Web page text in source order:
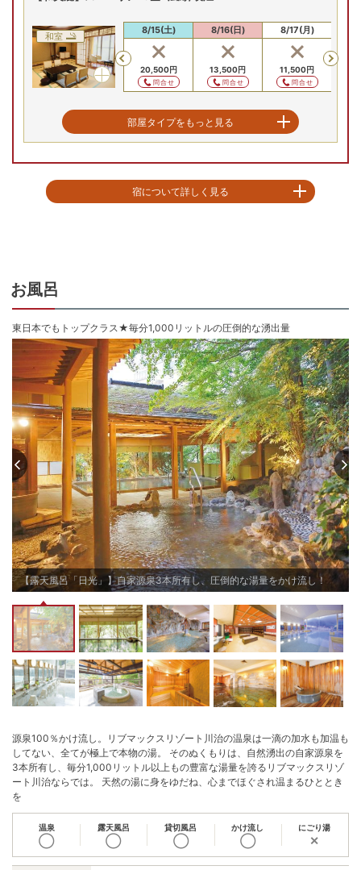
㎡禁煙/一例
お部屋の詳細を見る
【和美麗】ツイン+広縁/
禁煙
申込番号 0908-W1011 2 名 1室時大人1名あたり(税込)
9,000円～
8/16(日)
8/17(月) 8/18(火)
和室
Previous
8/13(木)
円
8/14(金)
20,500円
問合せ
8/15(土)
20,500円
問合せ
8/16(日)
13,500円
問合せ
8/17(月)
11,500円
問合せ
【和美麗】スーペリア16畳+広縁/禁煙
Previous
問合せ
20,500円
予約
13,500
問合せ
11,500 円
問合せ
部屋タイプをもっと見る
宿について詳しく見る
天然の湯に身をゆだね、心までほぐされ温まるひとときを堪能。
単純温泉の中でも、この川治の湯は肌をやわらかく包み、 美容に気遣う女性
に大変人気。
サラッとした絹のような湯触りが特徴の単純温泉（弱アルカリ性低張性高温
泉）。
アルカリ性の温泉にはナトリウムイオンが皮脂と化学反応を起こし脂肪酸ナ
トリウム（いわゆる純石鹸）ができ、古い角質や汚れを落としてくれます。
さらに、天然の保湿成分メタケイ酸がコラーゲンの生成を助け、カルシウム
イオンがお肌のターンオーバーを促進させセラミドを整えてくれる！
もちろん温泉に共通する、ミネラル成分が皮膚を刺激し、温まった身体が血
液の循環を助け老廃物の代謝を促進する効果もあり、ホルモンバランスの向
上と共になめらかな素肌に！
油分が落とされるため、湯上がり後のスキンケアをお忘れなく★
【お部屋】
10畳和室・12畳和室・ツイン・スーペリア16畳のお部屋をご用意！
12畳和室以外は、禁煙・喫煙から選択可能。
＊＊＊＊＊＊＊＊＊＊＊＊
夕食はビュッフェをご提供。
しっかりと手入れの行き届いたお部屋で快適な滞在を※全客室内Wi-Fi設置有
チェックイン15:00〜18:30
チェックアウト 〜11:00
お風呂
東日本でもトップクラス★毎分1,000リットルの圧倒的な湧出量
【露天風呂「日光」】自家源泉3本所有し、圧倒的な湯量をかけ流し！
源泉100％かけ流し。リブマックスリゾート川治の温泉は一滴の加水も加温も
してない、全てが極上で本物の湯。 そのぬくもりは、自然湧出の自家源泉を
3本所有し、毎分1,000リットル以上もの豊富な湯量を誇るリブマックスリゾ
ート川治ならでは。 天然の湯に身をゆだね、心までほぐされ温まるひととき
を
温泉
◯
露天風呂
◯
貸切風呂
◯
かけ流し
◯
にごり湯
✕